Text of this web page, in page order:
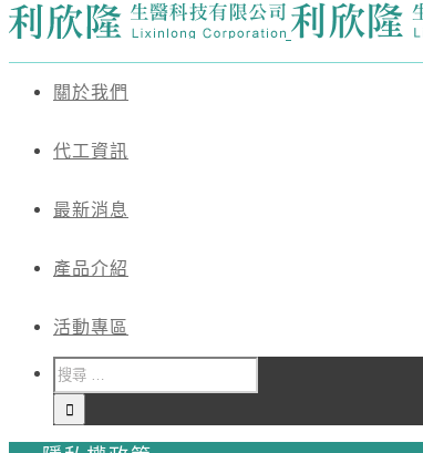
關於我們
代工資訊
最新消息
產品介紹
活動專區